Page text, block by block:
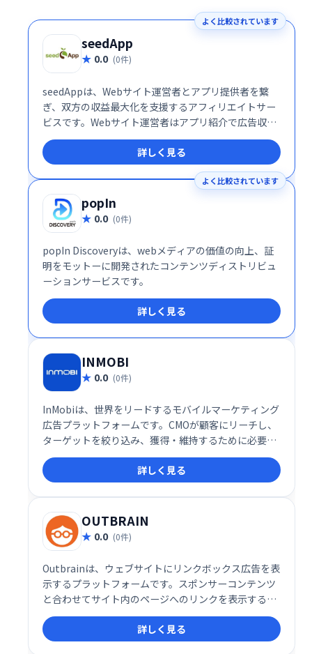
よく比較されています
seedApp
0.0 (0件)
seedAppは、Webサイト運営者とアプリ提供者を繋
ぎ、双方の収益最大化を支援するアフィリエイトサー
ビスです。Webサイト運営者はアプリ紹介で広告収入
を得られ、アプリ提供者はiOS/Androidアプリの販売
促進を図れます。 最適なマッチングと強力なサポート
で、効率的なアフィリエイトを実現します。
詳しく見る
よく比較されています
popIn
0.0 (0件)
popIn Discoveryは、webメディアの価値の向上、証
明をモットーに開発されたコンテンツディストリビュ
ーションサービスです。
詳しく見る
INMOBI
0.0 (0件)
InMobiは、世界をリードするモバイルマーケティング
広告プラットフォームです。CMOが顧客にリーチし、
ターゲットを絞り込み、獲得・維持するために必要な
ツールを提供します。高度な技術と豊富なデータで、
効果的なモバイルマーケティング戦略を実現し、ビジ
ネス成長を支援します。
詳しく見る
OUTBRAIN
0.0 (0件)
Outbrainは、ウェブサイトにリンクボックス広告を表
示するプラットフォームです。スポンサーコンテンツ
と合わせてサイト内のページへのリンクを表示するこ
とで、収益化を支援します。 ユーザーの関心に基づい
た自然な広告表示で、高いエンゲージメントと効果的
な広告配信を実現します。
詳しく見る